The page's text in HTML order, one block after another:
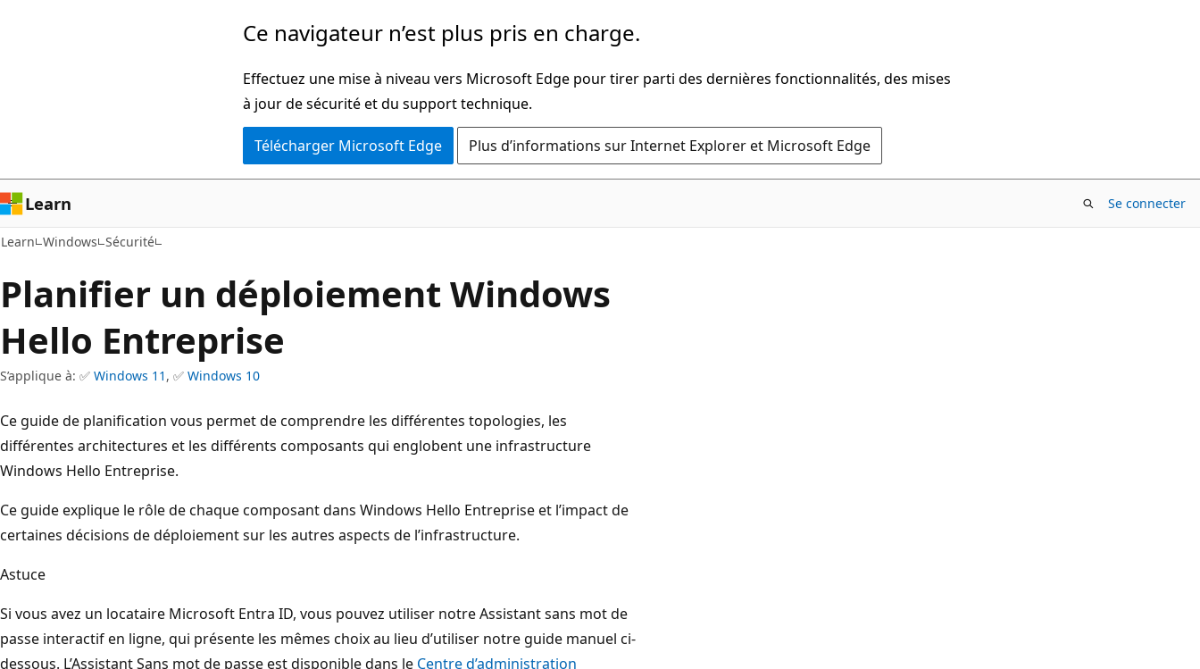
Ce navigateur n’est plus pris en charge.
Effectuez une mise à niveau vers Microsoft Edge pour tirer parti des dernières fonctionnalités, des mises
à jour de sécurité et du support technique.
Télécharger Microsoft Edge Plus d’informations sur Internet Explorer et Microsoft Edge
Learn Se connecter
Learn Windows Sécurité
Planifier un déploiement Windows
Hello Entreprise
S’applique à: ✅ Windows 11 , ✅ Windows 10
Ce guide de planification vous permet de comprendre les différentes topologies, les
différentes architectures et les différents composants qui englobent une infrastructure
Windows Hello Entreprise.
Ce guide explique le rôle de chaque composant dans Windows Hello Entreprise et l’impact de
certaines décisions de déploiement sur les autres aspects de l’infrastructure.
Astuce
Si vous avez un locataire Microsoft Entra ID, vous pouvez utiliser notre Assistant sans mot de
passe interactif en ligne, qui présente les mêmes choix au lieu d’utiliser notre guide manuel ci-
dessous. L’Assistant Sans mot de passe est disponible dans le Centre d’administration